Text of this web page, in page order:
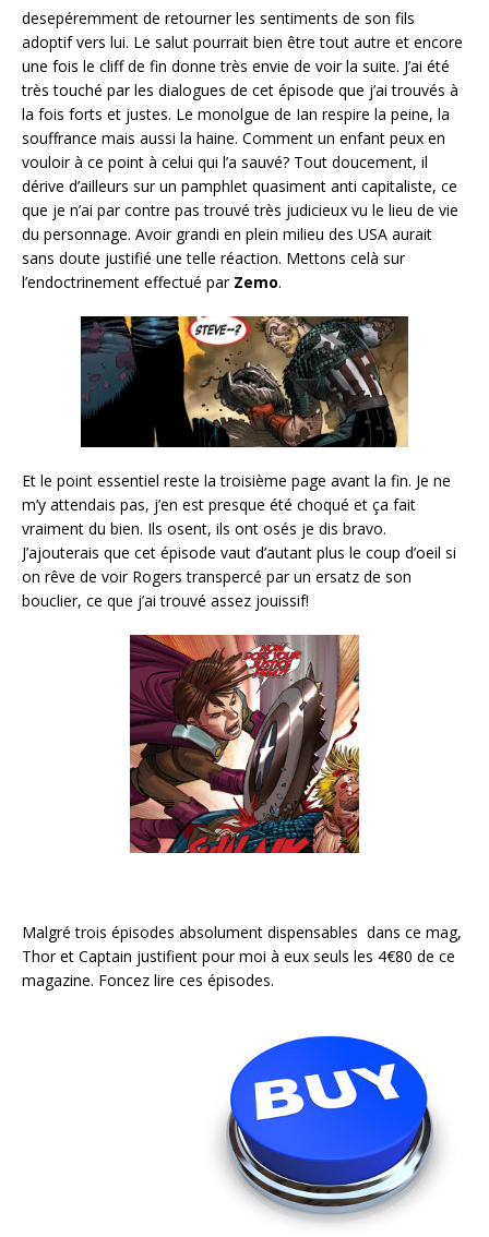
desepéremment de retourner les sentiments de son fils
adoptif vers lui. Le salut pourrait bien être tout autre et encore
une fois le cliff de fin donne très envie de voir la suite. J’ai été
très touché par les dialogues de cet épisode que j’ai trouvés à
la fois forts et justes. Le monolgue de Ian respire la peine, la
souffrance mais aussi la haine. Comment un enfant peux en
vouloir à ce point à celui qui l’a sauvé? Tout doucement, il
dérive d’ailleurs sur un pamphlet quasiment anti capitaliste, ce
que je n’ai par contre pas trouvé très judicieux vu le lieu de vie
du personnage. Avoir grandi en plein milieu des USA aurait
sans doute justifié une telle réaction. Mettons celà sur
l’endoctrinement effectué parZemo.
Et le point essentiel reste la troisième page avant la fin. Je ne
m’y attendais pas, j’en est presque été choqué et ça fait
vraiment du bien. Ils osent, ils ont osés je dis bravo.
J’ajouterais que cet épisode vaut d’autant plus le coup d’oeil si
on rêve de voir Rogers transpercé par un ersatz de son
bouclier, ce que j’ai trouvé assez jouissif!
Malgré trois épisodes absolument dispensables dans ce mag,
Thor et Captain justifient pour moi à eux seuls les 4€80 de ce
magazine. Foncez lire ces épisodes.